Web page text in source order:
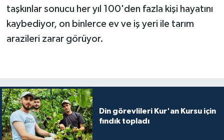
taşkınlar sonucu her yıl 100'den fazla kişi hayatını
kaybediyor, on binlerce ev ve iş yeri ile tarım
arazileri zarar görüyor.
Din görevlileri Kur'an Kursu için
fındık topladı
Elazığ Müftülüğü
Erzincan Müftülüğü
Gaziantep Müftülüğü
Giresun Müftülüğü